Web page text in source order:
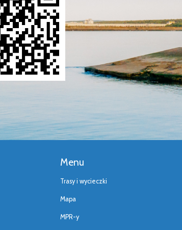
Menu
Trasy i wycieczki
Mapa
MPR-y